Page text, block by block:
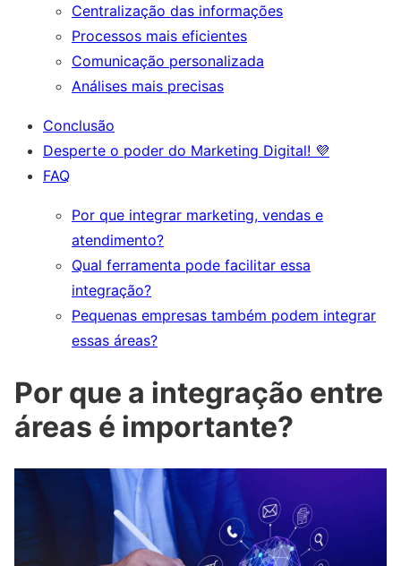
Centralização das informações
Processos mais eficientes
Comunicação personalizada
Análises mais precisas
Conclusão
Desperte o poder do Marketing Digital! 💜
FAQ
Por que integrar marketing, vendas e
atendimento?
Qual ferramenta pode facilitar essa
integração?
Pequenas empresas também podem integrar
essas áreas?
Por que a integração entre
áreas é importante?